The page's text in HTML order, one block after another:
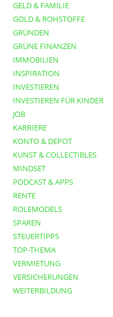
GELD & FAMILIE
GOLD & ROHSTOFFE
GRÜNDEN
GRÜNE FINANZEN
IMMOBILIEN
INSPIRATION
INVESTIEREN
INVESTIEREN FÜR KINDER
JOB
KARRIERE
KONTO & DEPOT
KUNST & COLLECTIBLES
MINDSET
PODCAST & APPS
RENTE
ROLEMODELS
SPAREN
STEUERTIPPS
TOP-THEMA
VERMIETUNG
VERSICHERUNGEN
WEITERBILDUNG